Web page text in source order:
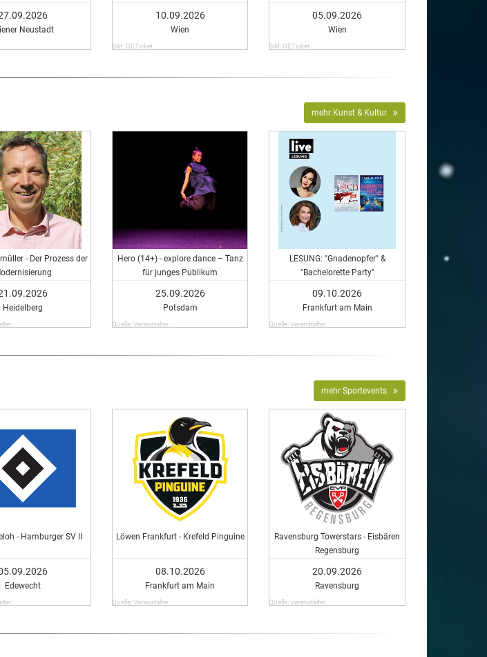
Neustadt
10.09.2026
Wien
Bild: OETicket
05.09.2026
Wien
Bild: OETicket
mehr Kunst & Kultur
- Der Prozess der
Heidelberg
Hero (14+) - explore dance – Tanz
für junges Publikum
25.09.2026
Potsdam
Quelle: Veranstalter
LESUNG: "Gnadenopfer" &
"Bachelorette Party"
09.10.2026
Frankfurt am Main
Quelle: Veranstalter
mehr Sportevents
- Hamburger SV II
Edewecht
Löwen Frankfurt - Krefeld Pinguine
08.10.2026
Frankfurt am Main
Quelle: Veranstalter
Ravensburg Towerstars - Eisbären
Regensburg
20.09.2026
Ravensburg
Quelle: Veranstalter